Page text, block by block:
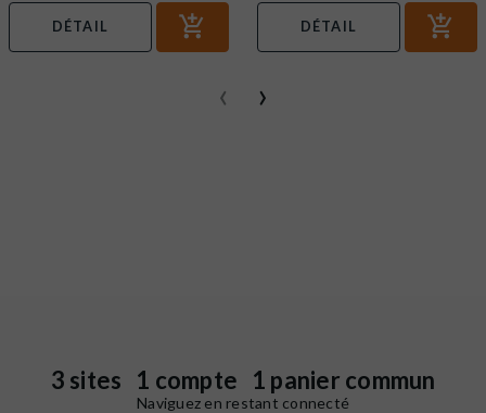
DÉTAIL DÉTAIL
‹ ›
3 sites 1 compte 1 panier commun
Naviguez en restant connecté